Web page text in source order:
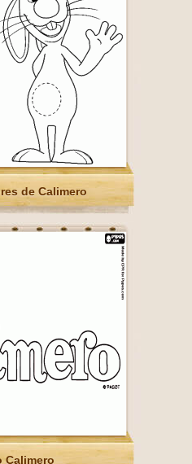
de Calimero
Calimero